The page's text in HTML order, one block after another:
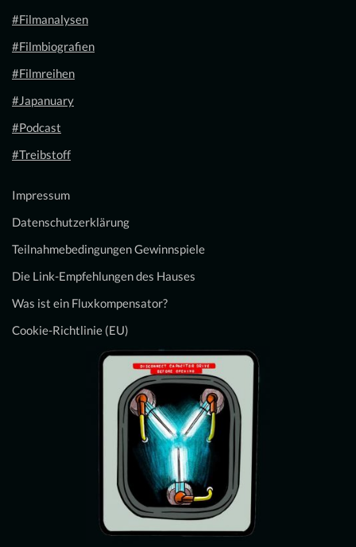
#Filmanalysen
#Filmbiografien
#Filmreihen
#Japanuary
#Podcast
#Treibstoff
Impressum
Datenschutzerklärung
Teilnahmebedingungen Gewinnspiele
Die Link-Empfehlungen des Hauses
Was ist ein Fluxkompensator?
Cookie-Richtlinie (EU)